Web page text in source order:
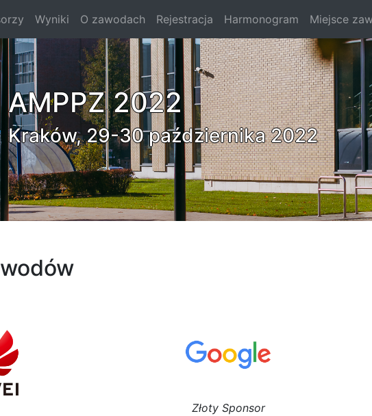
Wyniki O zawodach Rejestracja Harmonogram Miejsce
AMPPZ 2022
Kraków, 29-30 października 2022
Złoty Sponsor